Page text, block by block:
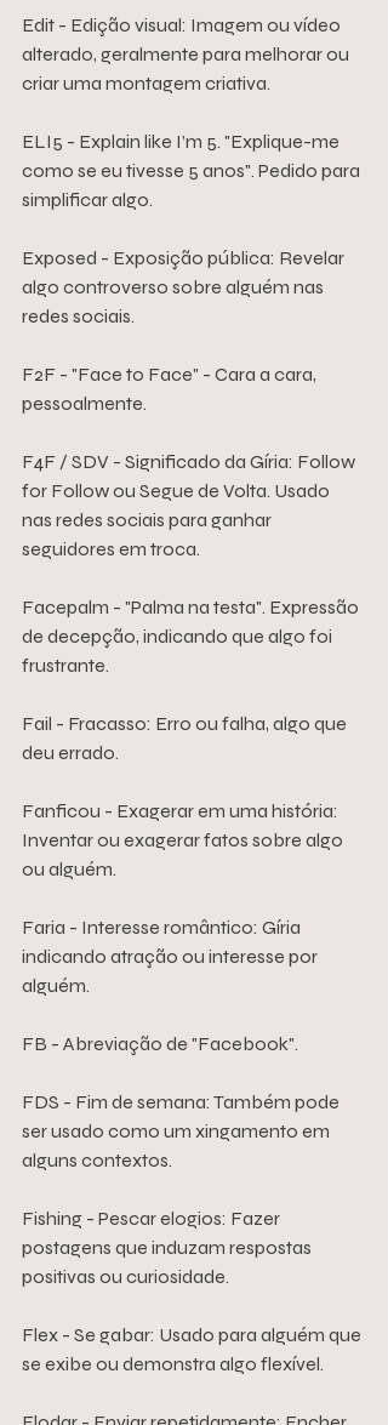
Edit - Edição visual: Imagem ou vídeo
alterado, geralmente para melhorar ou
criar uma montagem criativa.
ELI5 - Explain like I’m 5. "Explique-me
como se eu tivesse 5 anos". Pedido para
simplificar algo.
Exposed - Exposição pública: Revelar
algo controverso sobre alguém nas
redes sociais.
F2F - "Face to Face" - Cara a cara,
pessoalmente.
F4F / SDV - Significado da Gíria: Follow
for Follow ou Segue de Volta. Usado
nas redes sociais para ganhar
seguidores em troca.
Facepalm - "Palma na testa". Expressão
de decepção, indicando que algo foi
frustrante.
Fail - Fracasso: Erro ou falha, algo que
deu errado.
Fanficou - Exagerar em uma história:
Inventar ou exagerar fatos sobre algo
ou alguém.
Faria - Interesse romântico: Gíria
indicando atração ou interesse por
alguém.
FB - Abreviação de "Facebook".
FDS - Fim de semana: Também pode
ser usado como um xingamento em
alguns contextos.
Fishing - Pescar elogios: Fazer
postagens que induzam respostas
positivas ou curiosidade.
Flex - Se gabar: Usado para alguém que
se exibe ou demonstra algo flexível.